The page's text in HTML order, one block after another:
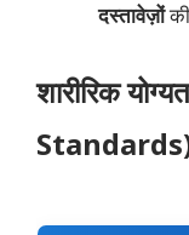
दस्तावेज़ों
शारीरिक